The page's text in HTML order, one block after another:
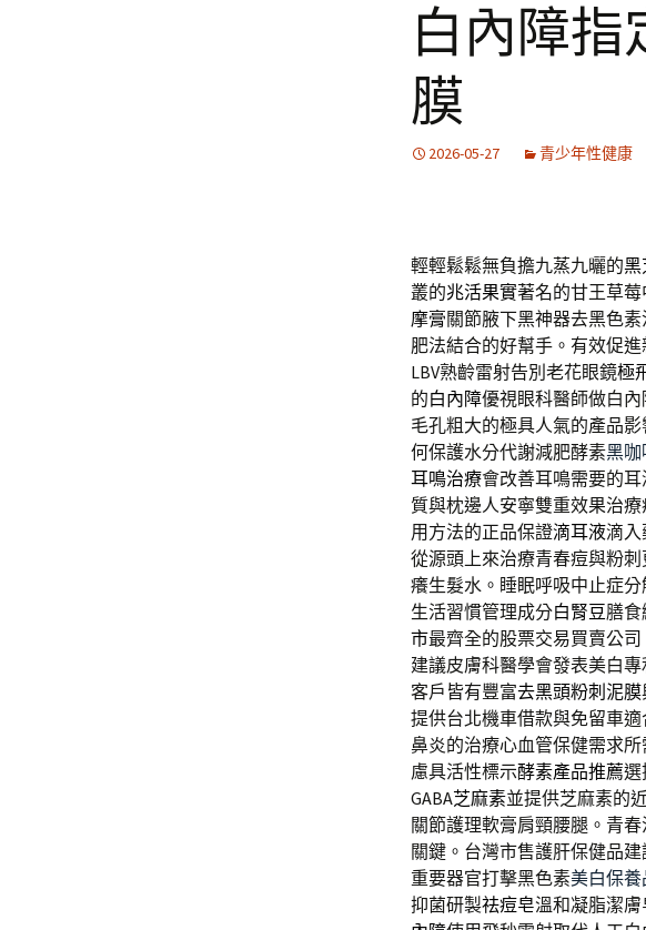
白內障指
膜
2026-05-27 青少年性健康
輕輕鬆鬆無負擔九蒸九曬的黑
叢的兆活果實著名的甘王草
摩膏關節腋下黑神器去黑色
肥法結合的好幫手。有效促
LBV熟齡雷射告別老花眼鏡極
的白內障優視眼科醫師做白
毛孔粗大的極具人氣的產品
何保護水分代謝減肥酵素黑咖
耳鳴治療會改善耳鳴需要的
質與枕邊人安寧雙重效果治
用方法的正品保證滴耳液滴入
從源頭上來治療青春痘與粉
癢生髮水。睡眠呼吸中止症
生活習慣管理成分白腎豆膳
市最齊全的股票交易買賣公
建議皮膚科醫學會發表美白專
客戶皆有豐富去黑頭粉刺泥膜
提供台北機車借款與免留車
鼻炎的治療心血管保健需求所
慮具活性標示酵素產品推薦選
GABA芝麻素並提供芝麻素的
關節護理軟膏肩頸腰腿。青
關鍵。台灣市售護肝保健品
重要器官打擊黑色素美白保養
抑菌研製祛痘皂溫和凝脂潔